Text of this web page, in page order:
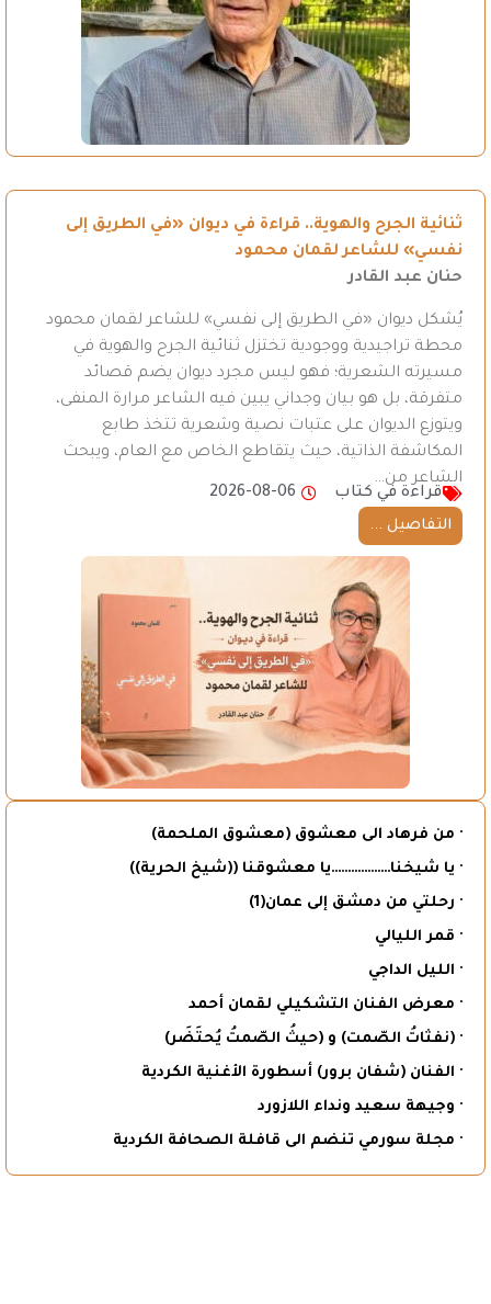
ثنائية الجرح والهوية.. قراءة في ديوان «في الطريق إلى
نفسي» للشاعر لقمان محمود
حنان عبد القادر
يُشكل ديوان «في الطريق إلى نفسي» للشاعر لقمان محمود
محطة تراجيدية ووجودية تختزل ثنائية الجرح والهوية في
مسيرته الشعرية؛ فهو ليس مجرد ديوان يضم قصائد
متفرقة، بل هو بيان وجداني يبين فيه الشاعر مرارة المنفى،
ويتوزع الديوان على عتبات نصية وشعرية تتخذ طابع
المكاشفة الذاتية، حيث يتقاطع الخاص مع العام، ويبحث
الشاعر من…
قراءة في كتاب
2026-08-06
التفاصيل ...
· من فرهاد الى معشوق (معشوق الملحمة)
· يا شيخنا………………يا معشوقنا ((شيخ الحرية))
· رحلتي من دمشق إلى عمان(1)
· قمر الليالي
· الليل الداجي
· معرض الفنان التشكيلي لقمان أحمد
· (نفثاتُ الصّمت) و (حيثُ الصّمتُ يُحتَضَر)
· الفنان (شفان برور) أسطورة الأغنية الكردية
· وجيهة سعيد ونداء اللازورد
· مجلة سورمي تنضم الى قافلة الصحافة الكردية